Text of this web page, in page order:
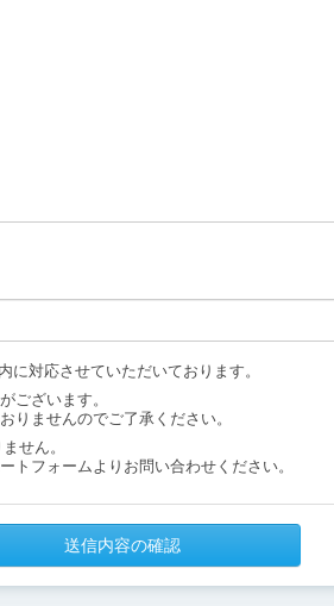
対応させていただいております。
ございます。
りませんのでご了承ください。
せん。
トフォームよりお問い合わせください。
送信内容の確認